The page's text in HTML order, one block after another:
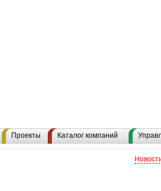
Проекты Каталог компаний